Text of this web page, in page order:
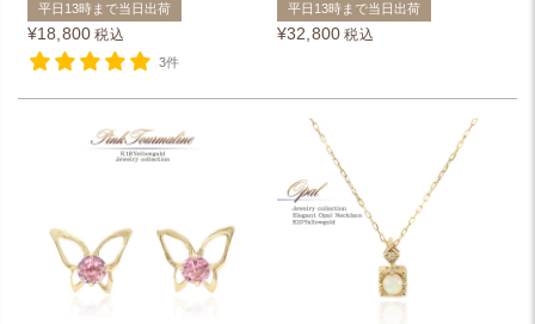
平日13時まで当日出荷
¥18,800 税込
3件
平日13時まで当日出荷
¥32,800 税込